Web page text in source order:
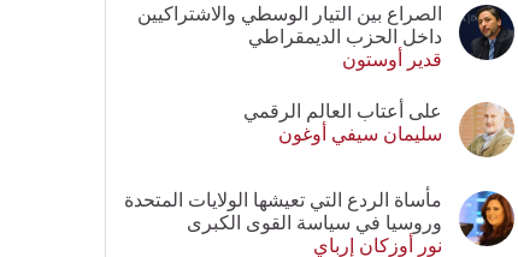
الصراع بين التيار الوسطي والاشتراكيين
داخل الحزب الديمقراطي
قدير أوستون
على أعتاب العالم الرقمي
سليمان سيفي أوغون
مأساة الردع التي تعيشها الولايات المتحدة
وروسيا في سياسة القوى الكبرى
نور أوزكان إرباي